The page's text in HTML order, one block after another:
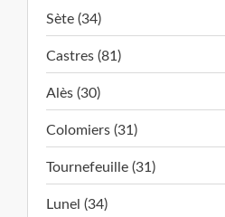
Sète (34)
Castres (81)
Alès (30)
Colomiers (31)
Tournefeuille (31)
Lunel (34)